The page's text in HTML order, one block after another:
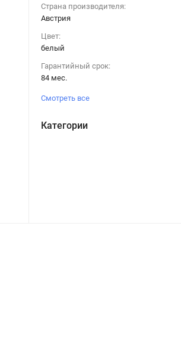
Страна производителя:
Австрия
Цвет:
белый
Гарантийный срок:
84 мес.
Смотреть все
Категории